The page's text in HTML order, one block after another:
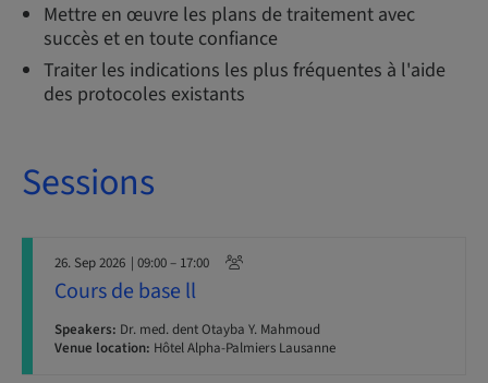
Mettre en œuvre les plans de traitement avec
succès et en toute confiance
Traiter les indications les plus fréquentes à l'aide
des protocoles existants
Sessions
26. Sep 2026 | 09:00 – 17:00
Cours de base ll
Speakers: Dr. med. dent Otayba Y. Mahmoud
Venue location: Hôtel Alpha-Palmiers Lausanne